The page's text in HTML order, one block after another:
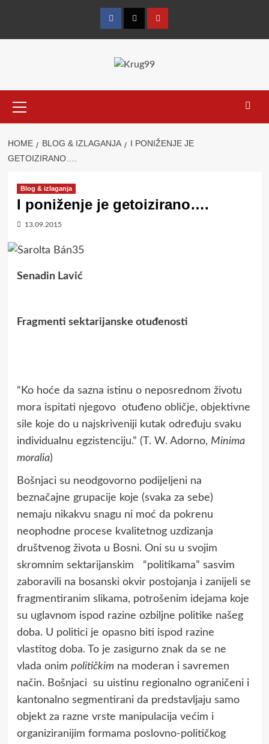
FacebookTwitterYouTube
Menu
HOME BLOG & IZLAGANJA
I PONIŽENJE JE
GETOIZIRANO….
Blog & izlaganja
I poniženje je getoizirano….
13.09.2015
Senadin Lavić
Fragmenti sektarijanske otuđenosti
“Ko hoće da sazna istinu o neposrednom životu
mora ispitati njegovo otuđeno obličje, objektivne
sile koje do u najskriveniji kutak određuju svaku
individualnu egzistenciju.” (T. W. Adorno, Minima
moralia)
Bošnjaci su neodgovorno podijeljeni na
beznačajne grupacije koje (svaka za sebe)
nemaju nikakvu snagu ni moć da pokrenu
neophodne procese kvalitetnog uzdizanja
društvenog života u Bosni. Oni su u svojim
skromnim sektarijanskim “politikama” sasvim
zaboravili na bosanski okvir postojanja i zanijeli se
fragmentiranim slikama, potrošenim idejama koje
su uglavnom ispod razine ozbiljne politike našeg
doba. U politici je opasno biti ispod razine
vlastitog doba. To je zasigurno znak da se ne
vlada onim političkim na moderan i savremen
način. Bošnjaci su uistinu regionalno ograničeni i
kantonalno segmentirani da predstavljaju samo
objekt za razne vrste manipulacija većim i
organiziranijim formama poslovno-političkog